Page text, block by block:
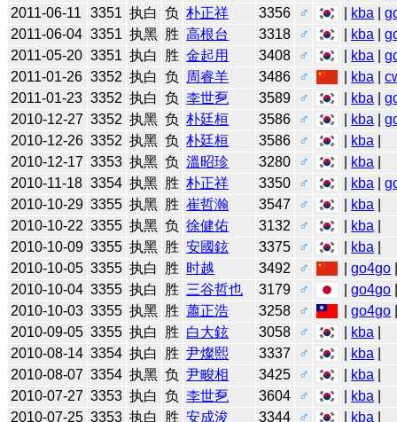
2011-06-11
3351 执白 负 朴正祥 3356 ♂ kba |
2011-06-04 3351 执黑 胜 高根台 3318 ♂ kba |
2011-05-20 3351 执白 胜 金起用 3408 ♂ kba |
2011-01-26 3352 执白 负 周睿羊 3486 ♂ kba |
2011-01-23 3352 执白 负 李世乭 3589 ♂ kba |
2010-12-27 3352 执黑 负 朴廷桓 3586 ♂ kba |
2010-12-26 3352 执黑 负 朴廷桓 3586 ♂ kba
2010-12-17 3353 执黑 负 溫昭珍 3280 ♂ kba
2010-11-18 3354 执黑 胜 朴正祥 3350 ♂ kba |
2010-10-29 3355 执黑 胜 崔哲瀚 3547 ♂ kba
2010-10-22 3355 执黑 负 徐健佑 3132 ♂ kba
2010-10-09 3355 执黑 胜 安國鉉 3375 ♂ kba
2010-10-05 3355 执白 胜 时越 3492 ♂ |go4go
2010-10-04 3355 执白 胜 三谷哲也 3179 ♂ |go4go
2010-10-03 3355 执黑 胜 蕭正浩 3258 ♂ |go4go
2010-09-05 3355 执白 胜 白大鉉 3058 ♂ kba
2010-08-14 3354 执白 胜 尹燦熙 3337 ♂ kba
2010-08-07 3354 执黑 负 尹畯相 3425 ♂ kba
2010-07-27 3353 执白 负 李世乭 3604 ♂ kba
2010-07-25 3353 执白 胜 安成浚 3344 ♂ kba